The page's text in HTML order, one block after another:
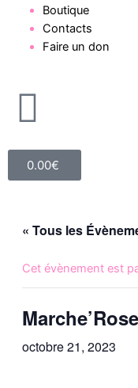
Boutique
Contacts
Faire un don
0.00€
« Tous les
Cet évènement est
octobre 21, 2023